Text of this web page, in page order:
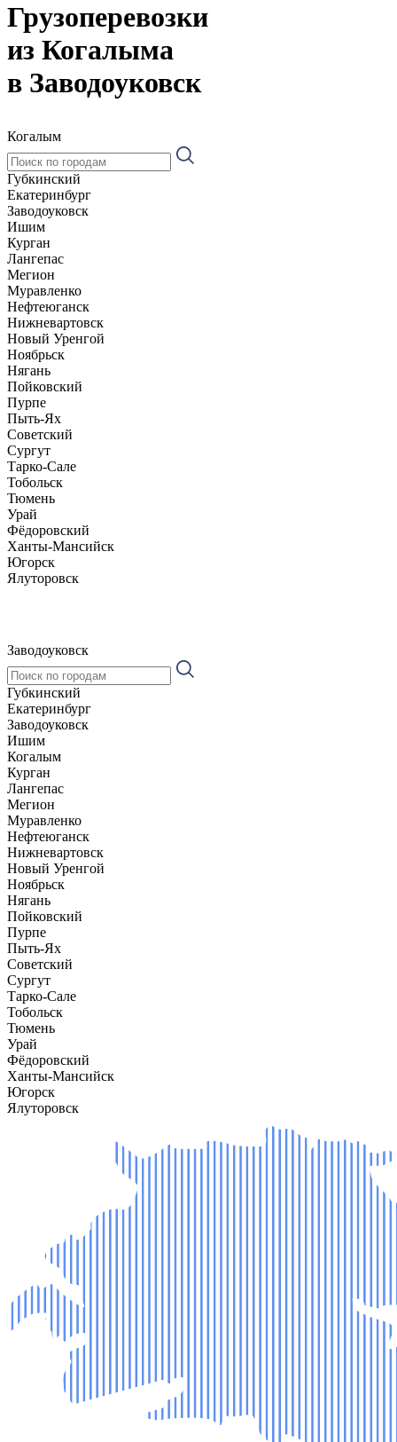
Грузоперевозки
из Когалыма
в Заводоуковск
Когалым
Губкинский
Екатеринбург
Заводоуковск
Ишим
Курган
Лангепас
Мегион
Муравленко
Нефтеюганск
Нижневартовск
Новый Уренгой
Ноябрьск
Нягань
Пойковский
Пурпе
Пыть-Ях
Советский
Сургут
Тарко-Сале
Тобольск
Тюмень
Урай
Фёдоровский
Ханты-Мансийск
Югорск
Ялуторовск
Заводоуковск
Губкинский
Екатеринбург
Заводоуковск
Ишим
Когалым
Курган
Лангепас
Мегион
Муравленко
Нефтеюганск
Нижневартовск
Новый Уренгой
Ноябрьск
Нягань
Пойковский
Пурпе
Пыть-Ях
Советский
Сургут
Тарко-Сале
Тобольск
Тюмень
Урай
Фёдоровский
Ханты-Мансийск
Югорск
Ялуторовск